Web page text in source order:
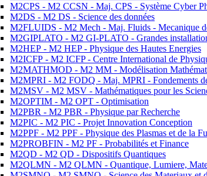
M2CPS - M2 CCSN - Maj. CPS - Système Cyber
M2DS - M2 DS - Science des données
M2FLUIDS - M2 Mech - Maj. Fluids - Mecanique
M2GIPLATO - M2 GI-PLATO - Grandes
M2HEP - M2 HEP - Physique des Hautes Energies
M2ICFP - M2 ICFP - Centre International de
M2MATHMOD - M2 MM - Modélisation
M2MPRI - M2 FODQ - Maj. MPRI - Fondements
M2MSV - M2 MSV - Mathématiques pour les
M2OPTIM - M2 OPT - Optimisation
M2PBR - M2 PBR - Physique par Recherche
M2PIC - M2 PIC - Projet Innovation Conception
M2PPF - M2 PPF - Physique des Plasmas et de la
M2PROBFIN - M2 PF - Probabilités et Finance
M2QD - M2 QD - Dispositifs Quantiques
M2QLMN - M2 QLMN - Quantique, Lumiere,